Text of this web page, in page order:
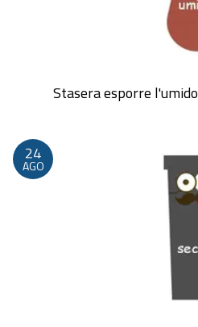
Stasera esporre l'umido
Dalle 20:00 alle 23:59
24
AGO